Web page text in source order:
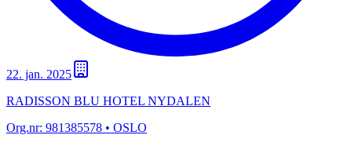
22. jan. 2025
RADISSON BLU HOTEL NYDALEN
Org.nr: 981385578 • OSLO